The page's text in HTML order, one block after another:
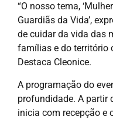
“O nosso tema,
Guardiãs da Vida’,
de cuidar da vida das
famílias e do território
Destaca Cleonice.
A programação do
profundidade. A partir
inicia com recepção e